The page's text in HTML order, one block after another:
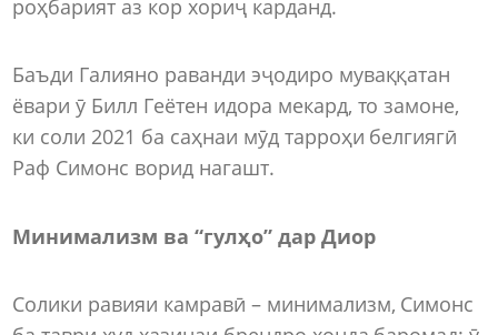
роҳбарият аз кор хориҷ карданд.
Баъди Галияно раванди эҷодиро муваққатан
ёвари ӯ Билл Геётен идора мекард, то замоне,
ки соли 2021 ба саҳнаи мӯд тарроҳи белгиягӣ
Раф Симонс ворид нагашт.
Минимализм ва “гулҳо” дар Диор
Солики равияи камравӣ – минимализм, Симонс